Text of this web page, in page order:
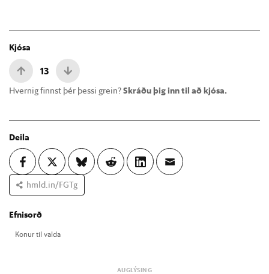
Kjósa
13
Hvernig finnst þér þessi grein?Skráðu þig inn til að kjósa.
Deila
hmld.in/FGTg
Efnisorð
Kon­ur til valda